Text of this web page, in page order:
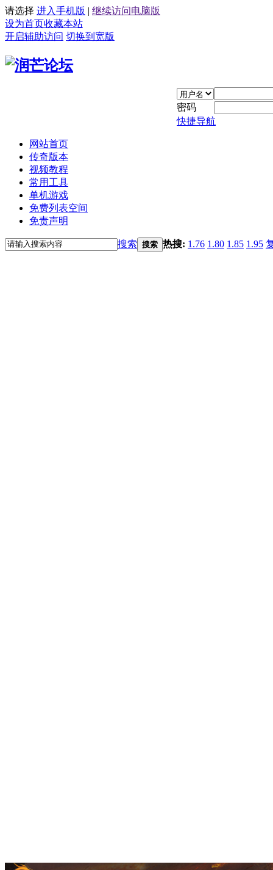
请选择 进入手机版 | 继续访问电脑版
设为首页收藏本站
开启辅助访问 切换到宽版
密码
快捷导航
网站首页
传奇版本
视频教程
常用工具
单机游戏
免费列表空间
免责声明
搜索 搜索 热搜: 1.76 1.80 1.85 1.95